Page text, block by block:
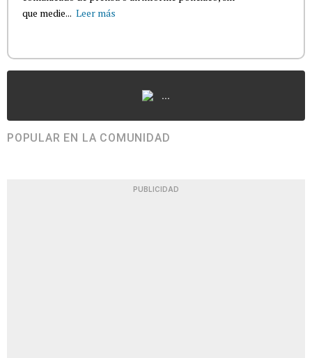
que medie... Leer más
...
POPULAR EN LA COMUNIDAD
PUBLICIDAD